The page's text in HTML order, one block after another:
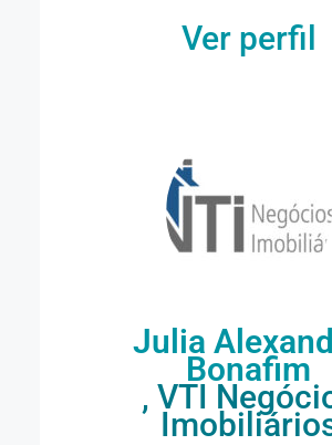
Ver perfil
Julia
Bonafim
, VTI